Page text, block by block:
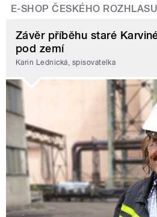
E-SHOP ČESKÉHO ROZHLASU
Závěr příběhu staré
pod zemí
Karin Lednická, spisovatelka